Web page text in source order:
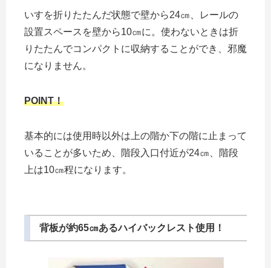
いすを折りたたんだ状態で壁から24㎝、レールの
設置スペースを壁から10㎝に。使わないときは折
りたたんでコンパクトに収納することができ、邪魔
になりません。
POINT！
基本的には使用時以外は上の階か下の階に止まって
いることが多いため、階段入口付近が24㎝、階段
上は10㎝程になります。
背板が約65㎝あるハイバックレスト使用！